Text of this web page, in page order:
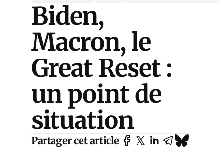
Biden,
Macron, le
Great Reset :
un point de
situation
Partager cet article